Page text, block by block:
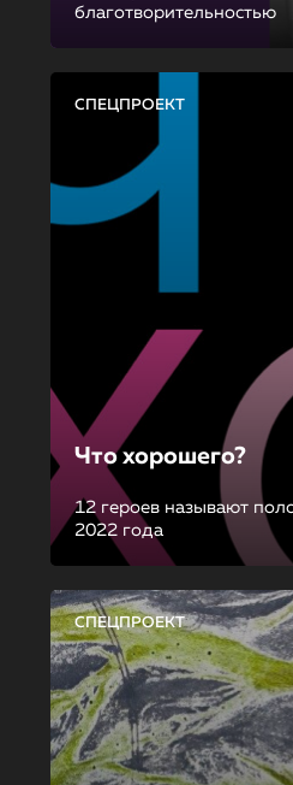
благотворительностью
СПЕЦПРОЕКТ
Что хорошего?
12 героев называют
2022 года
СПЕЦПРОЕКТ